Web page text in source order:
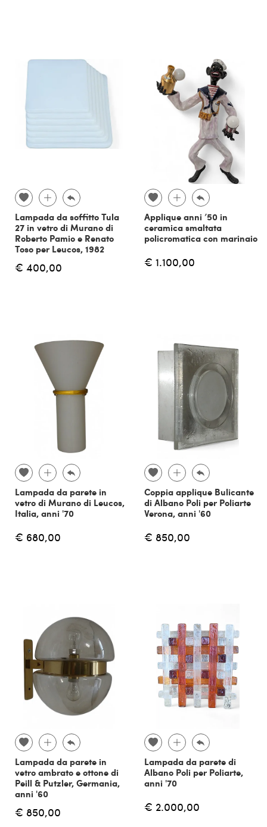
Lampada da soffitto Tula
27 in vetro di Murano di
Roberto Pamio e Renato
Toso per Leucos, 1982
€ 400,00
Applique anni ’50 in
ceramica smaltata
policromatica con marinaio
€ 1.100,00
Lampada da parete in
vetro di Murano di Leucos,
Italia, anni '70
€ 680,00
Coppia applique Bulicante
di Albano Poli per Poliarte
Verona, anni '60
€ 850,00
Lampada da parete in
vetro ambrato e ottone di
Peill & Putzler, Germania,
anni '60
€ 850,00
Lampada da parete di
Albano Poli per Poliarte,
anni '70
€ 2.000,00